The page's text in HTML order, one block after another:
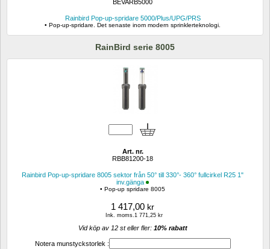
BEVARB5000
Rainbird Pop-up-spridare 5000/Plus/UPG/PRS
• Pop-up-spridare. Det senaste inom modern sprinklerteknologi.
RainBird serie 8005
Art. nr.
RBB81200-18
Rainbird Pop-up-spridare 8005 sektor från 50° till 330°- 360° fullcirkel R25 1"
inv.gänga
• Pop-up spridare 8005
1 417,00 kr
Ink. moms.1 771,25 kr
Vid köp av 12 st eller fler: 10% rabatt
Notera munstyckstorlek :